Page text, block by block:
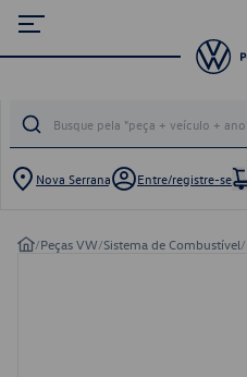
Nova Serrana Entre/registre-se
/Peças VW/Sistema de Combustível/